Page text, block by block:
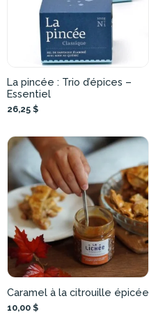
La pincée : Trio d’épices –
Essentiel
26,25 $
Caramel à la citrouille épicée
10,00 $